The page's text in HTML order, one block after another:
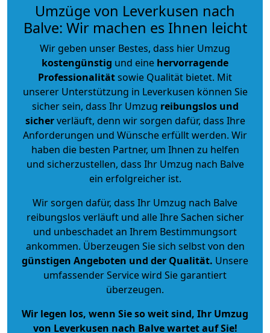
Umzüge von Leverkusen nach
Balve: Wir machen es Ihnen leicht
Wir geben unser Bestes, dass hier Umzug
kostengünstig und eine hervorragende
Professionalitätsowie Qualität bietet. Mit
unserer Unterstützung in Leverkusen können Sie
sicher sein, dass Ihr Umzug reibungslos und
sicherverläuft, denn wir sorgen dafür, dass Ihre
Anforderungen und Wünsche erfüllt werden. Wir
haben die besten Partner, um Ihnen zu helfen
und sicherzustellen, dass Ihr Umzug nach Balve
ein erfolgreicher ist.
Wir sorgen dafür, dass Ihr Umzug nach Balve
reibungslos verläuft und alle Ihre Sachen sicher
und unbeschadet an Ihrem Bestimmungsort
ankommen. Überzeugen Sie sich selbst von den
günstigen Angeboten und der Qualität. Unsere
umfassender Service wird Sie garantiert
überzeugen.
Wir legen los, wenn Sie so weit sind, Ihr Umzug
von Leverkusen nach Balve wartet auf Sie!